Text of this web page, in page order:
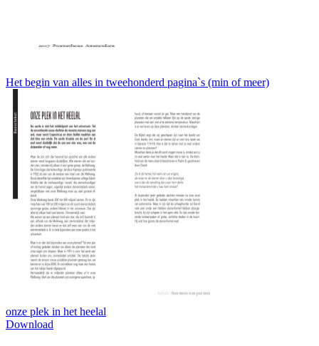
Het begin van alles in tweehonderd pagina`s (min of meer)
onze plek in het heelal
Download